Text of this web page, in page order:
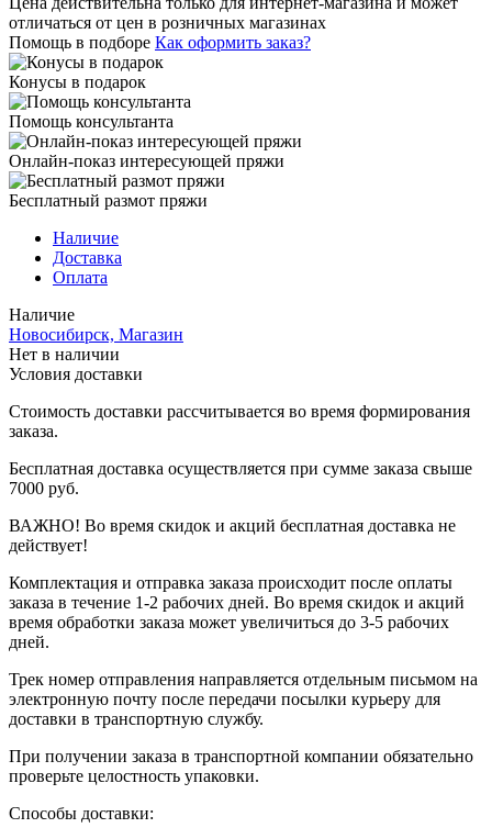
отличаться от цен в розничных магазинах
Помощь в подборе Как оформить заказ?
Конусы в подарок
Помощь консультанта
Онлайн-показ интересующей пряжи
Бесплатный размот пряжи
Наличие
Доставка
Оплата
Наличие
Новосибирск, Магазин
Нет в наличии
Условия доставки
Стоимость доставки рассчитывается во время формирования
заказа.
Бесплатная доставка осуществляется при сумме заказа свыше
7000 руб.
ВАЖНО! Во время скидок и акций бесплатная доставка не
действует!
Комплектация и отправка заказа происходит после оплаты
заказа в течение 1-2 рабочих дней. Во время скидок и акций
время обработки заказа может увеличиться до 3-5 рабочих
дней.
Трек номер отправления направляется отдельным письмом на
электронную почту после передачи посылки курьеру для
доставки в транспортную службу.
При получении заказа в транспортной компании обязательно
проверьте целостность упаковки.
Способы доставки: